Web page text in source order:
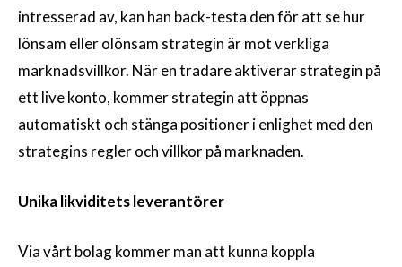
intresserad av, kan han back-testa den för att se hur
lönsam eller olönsam strategin är mot verkliga
marknadsvillkor. När en tradare aktiverar strategin på
ett live konto, kommer strategin att öppnas
automatiskt och stänga positioner i enlighet med den
strategins regler och villkor på marknaden.
Unika likviditets leverantörer
Via vårt bolag kommer man att kunna koppla